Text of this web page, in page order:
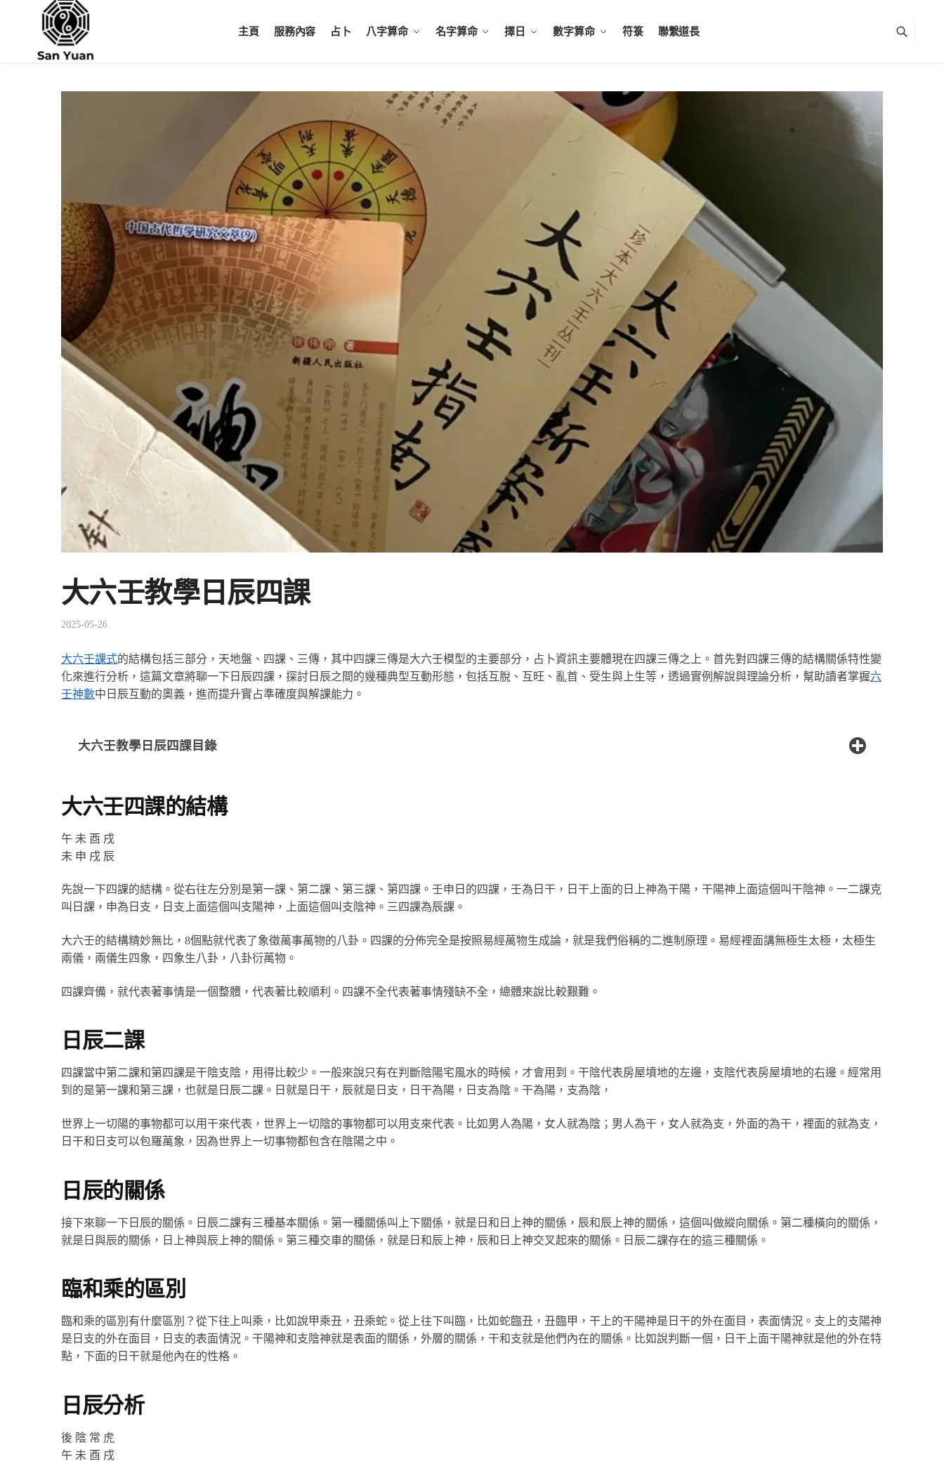
主頁 服務內容 占卜 八字算命 名字算命 擇日 數字算命 符箓 聯繫道長
大六壬教學日辰四課
2025-05-26
大六壬課式的結構包括三部分，天地盤、四課、三傳，其中四課三傳是大六壬模型的主要部分，占卜資訊主要體現在四課三傳之上。首先對四課三傳的結構關係特性變
化來進行分析，這篇文章將聊一下日辰四課，探討日辰之間的幾種典型互動形態，包括互脫、互旺、亂首、受生與上生等，透過實例解說與理論分析，幫助讀者掌握六
壬神數中日辰互動的奧義，進而提升實占準確度與解課能力。
大六壬教學日辰四課目錄
大六壬四課的結構
午 未 酉 戌
未 申 戌 辰
先說一下四課的結構。從右往左分別是第一課、第二課、第三課、第四課。壬申日的四課，壬為日干，日干上面的日上神為干陽，干陽神上面這個叫干陰神。一二課克
叫日課，申為日支，日支上面這個叫支陽神，上面這個叫支陰神。三四課為辰課。
大六壬的結構精妙無比，8個點就代表了象徵萬事萬物的八卦。四課的分佈完全是按照易經萬物生成論，就是我們俗稱的二進制原理。易經裡面講無極生太極，太極生
兩儀，兩儀生四象，四象生八卦，八卦衍萬物。
四課齊備，就代表著事情是一個整體，代表著比較順利。四課不全代表著事情殘缺不全，總體來說比較艱難。
日辰二課
四課當中第二課和第四課是干陰支陰，用得比較少。一般來說只有在判斷陰陽宅風水的時候，才會用到。干陰代表房屋墳地的左邊，支陰代表房屋墳地的右邊。經常用
到的是第一課和第三課，也就是日辰二課。日就是日干，辰就是日支，日干為陽，日支為陰。干為陽，支為陰，
世界上一切陽的事物都可以用干來代表，世界上一切陰的事物都可以用支來代表。比如男人為陽，女人就為陰；男人為干，女人就為支，外面的為干，裡面的就為支，
日干和日支可以包羅萬象，因為世界上一切事物都包含在陰陽之中。
日辰的關係
接下來聊一下日辰的關係。日辰二課有三種基本關係。第一種關係叫上下關係，就是日和日上神的關係，辰和辰上神的關係，這個叫做縱向關係。第二種橫向的關係，
就是日與辰的關係，日上神與辰上神的關係。第三種交車的關係，就是日和辰上神，辰和日上神交叉起來的關係。日辰二課存在的這三種關係。
臨和乘的區別
臨和乘的區別有什麼區別？從下往上叫乘，比如說甲乘丑，丑乘蛇。從上往下叫臨，比如蛇臨丑，丑臨甲，干上的干陽神是日干的外在面目，表面情況。支上的支陽神
是日支的外在面目，日支的表面情況。干陽神和支陰神就是表面的關係，外層的關係，干和支就是他們內在的關係。比如說判斷一個，日干上面干陽神就是他的外在特
點，下面的日干就是他內在的性格。
日辰分析
後 陰 常 虎
午 未 酉 戌